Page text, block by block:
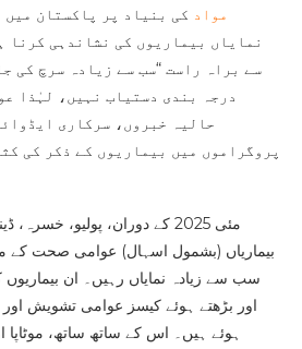
مواد کی بنیاد پر پاکستان میں
نمایاں بیماریوں کی نشاندہی کرنا
سے براہ راست “سب سے زیادہ سرچ کی
درجہ بندی دستیاب نہیں، لہٰذا
حالیہ خبروں، سرکاری
پروگراموں میں بیماریوں کے ذکر کی
مئی 2025 کے دوران، پولیو،
بیماریاں (بشمول اسہال) عوامی صحت کے
سب سے زیادہ نمایاں رہیں۔ ان
اور بڑھتے ہوئے کیسز عوامی تشویش